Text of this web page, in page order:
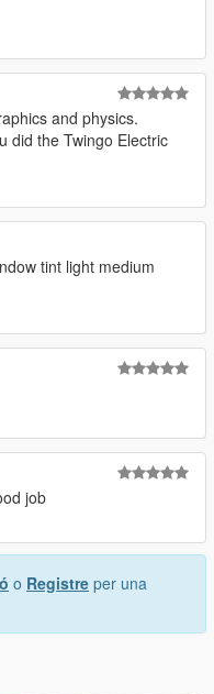
and physics.
did the Twingo Electric
tint light medium
job
o Registre per una